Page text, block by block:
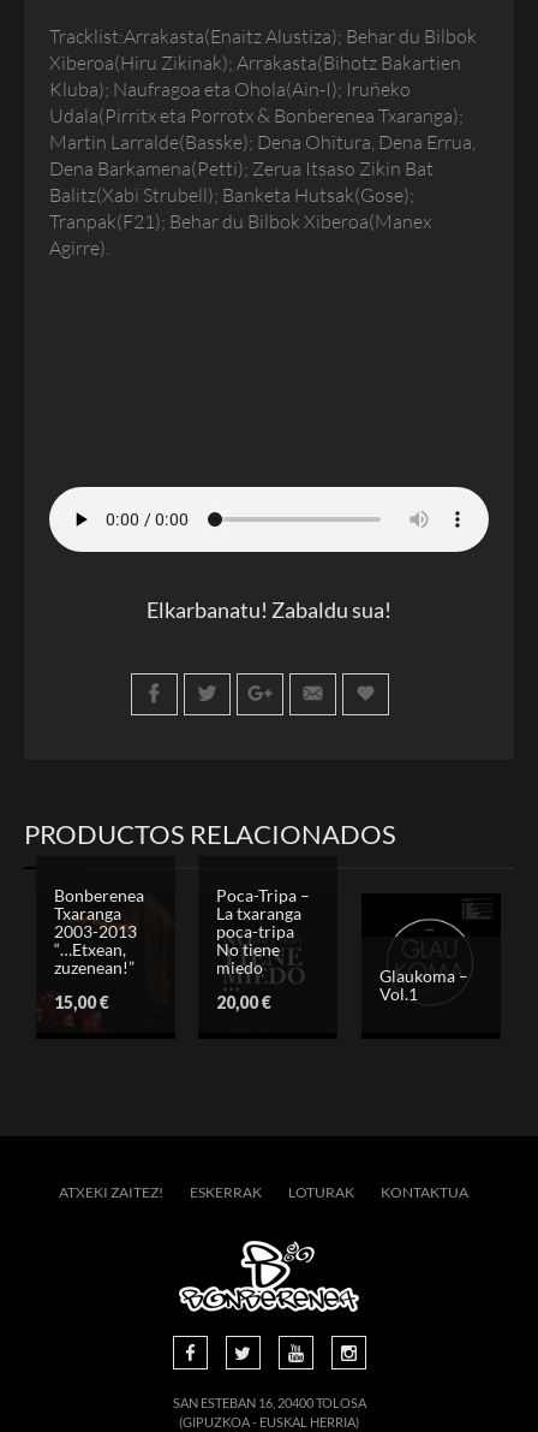
Tracklist:Arrakasta(Enaitz Alustiza); Behar du Bilbok
Xiberoa(Hiru Zikinak); Arrakasta(Bihotz Bakartien
Kluba); Naufragoa eta Ohola(Ain-I); Iruñeko
Udala(Pirritx eta Porrotx & Bonberenea Txaranga);
Martin Larralde(Basske); Dena Ohitura, Dena Errua,
Dena Barkamena(Petti); Zerua Itsaso Zikin Bat
Balitz(Xabi Strubell); Banketa Hutsak(Gose);
Tranpak(F21); Behar du Bilbok Xiberoa(Manex
Agirre).
Elkarbanatu! Zabaldu sua!
PRODUCTOS RELACIONADOS
Bonberenea
Txaranga
2003-2013
“…Etxean,
zuzenean!”
15,00€
Poca-Tripa –
La txaranga
poca-tripa
No tiene
miedo
20,00€
Glaukoma –
Vol.1
ATXEKI ZAITEZ! ESKERRAK LOTURAK KONTAKTUA
SAN ESTEBAN 16, 20400 TOLOSA
(GIPUZKOA - EUSKAL HERRIA)